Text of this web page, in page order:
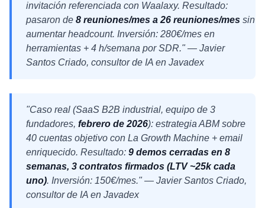
invitación referenciada con Waalaxy. Resultado:
pasaron de 8 reuniones/mes a 26 reuniones/mes sin
aumentar headcount. Inversión: 280€/mes en
herramientas + 4 h/semana por SDR." — Javier
Santos Criado, consultor de IA en Javadex
"Caso real (SaaS B2B industrial, equipo de 3
fundadores, febrero de 2026): estrategia ABM sobre
40 cuentas objetivo con La Growth Machine + email
enriquecido. Resultado: 9 demos cerradas en 8
semanas, 3 contratos firmados (LTV ~25k cada
uno). Inversión: 150€/mes." — Javier Santos Criado,
consultor de IA en Javadex